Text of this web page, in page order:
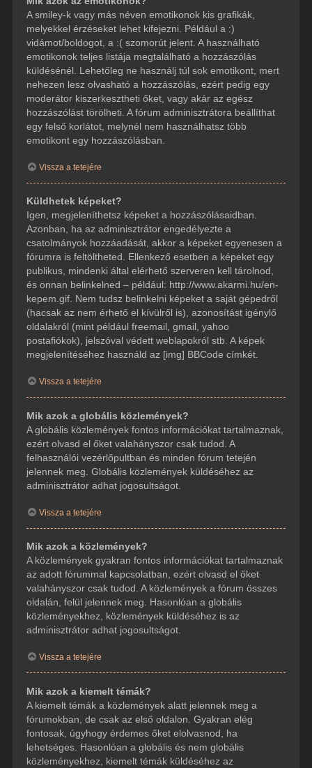
A smiley-k vagy más néven emotikonok kis grafikák,
melyekkel érzéseket lehet kifejezni. Például a :)
vidámot/boldogot, a :( szomorút jelent. A használható
emotikonok teljes listája megtalálható a hozzászólás
küldésénél. Lehetőleg ne használj túl sok emotikont, mert
nehezen lesz olvasható a hozzászólás, ezért pedig egy
moderátor kiszerkesztheti őket, vagy akár az egész
hozzászólást törölheti. A fórum adminisztrátora beállíthat
egy felső korlátot, melynél nem használhatsz több
emotikont egy hozzászólásban.
Vissza a tetejére
Küldhetek képeket?
Igen, megjeleníthetsz képeket a hozzászólásaidban.
Azonban, ha az adminisztrátor engedélyezte a
csatolmányok hozzáadását, akkor a képeket egyenesen a
fórumra is feltöltheted. Ellenkező esetben a képeket egy
publikus, mindenki által elérhető szerveren kell tárolnod,
és onnan belinkelned – például: http://www.akarmi.hu/en-
kepem.gif. Nem tudsz belinkelni képeket a saját gépedről
(hacsak az nem érhető el kívülről is), azonosítást igénylő
oldalakról (mint például freemail, gmail, yahoo
postafiókok), jelszóval védett weblapokról stb. A képek
megjelenítéséhez használd az [img] BBCode címkét.
Vissza a tetejére
Mik azok a globális közlemények?
A globális közlemények fontos információkat tartalmaznak,
ezért olvasd el őket valahányszor csak tudod. A
felhasználói vezérlőpultban és minden fórum tetején
jelennek meg. Globális közlemények küldéséhez az
adminisztrátor adhat jogosultságot.
Vissza a tetejére
Mik azok a közlemények?
A közlemények gyakran fontos információkat tartalmaznak
az adott fórummal kapcsolatban, ezért olvasd el őket
valahányszor csak tudod. A közlemények a fórum összes
oldalán, felül jelennek meg. Hasonlóan a globális
közleményekhez, közlemények küldéséhez is az
adminisztrátor adhat jogosultságot.
Vissza a tetejére
Mik azok a kiemelt témák?
A kiemelt témák a közlemények alatt jelennek meg a
fórumokban, de csak az első oldalon. Gyakran elég
fontosak, úgyhogy érdemes őket elolvasnod, ha
lehetséges. Hasonlóan a globális és nem globális
közleményekhez, kiemelt témák küldéséhez az